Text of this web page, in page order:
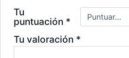
Tu
puntuación *
Tu valoración *